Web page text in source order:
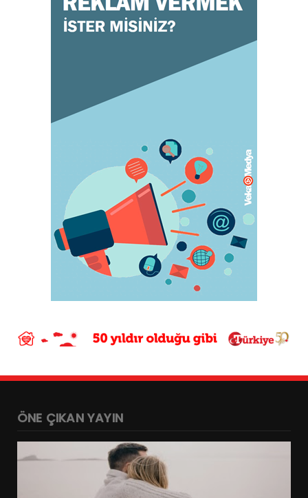
Doğru ayakkabı mutlu çocuk!
July 31, 2023
Orgazm olan kadınlar daha çabuk hamile
kalıyor
May 05, 2023
ÖNE ÇIKAN YAYIN